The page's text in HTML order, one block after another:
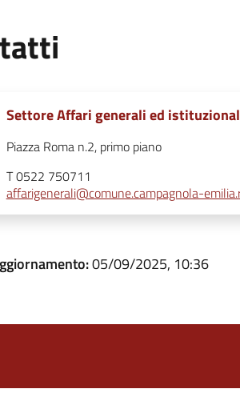
Settore Affari generali ed
Piazza Roma n.2, primo piano
T 0522 750711
affarigenerali@comune.campagnola-
05/09/2025, 10:36